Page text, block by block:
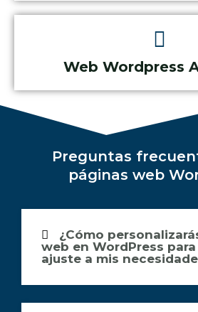
Web Wordpress
Preguntas
páginas web
¿Cómo
web en WordPress
ajuste a mis